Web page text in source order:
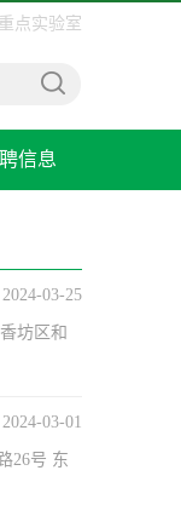
点实验室
信息
2024-03-25
坊区和
2024-03-01
26号 东